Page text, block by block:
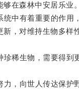
在森林中安居乐业。
中有着重要的作用
新，对维持生物多样
稀生物，需要得到
，向世人传达保护